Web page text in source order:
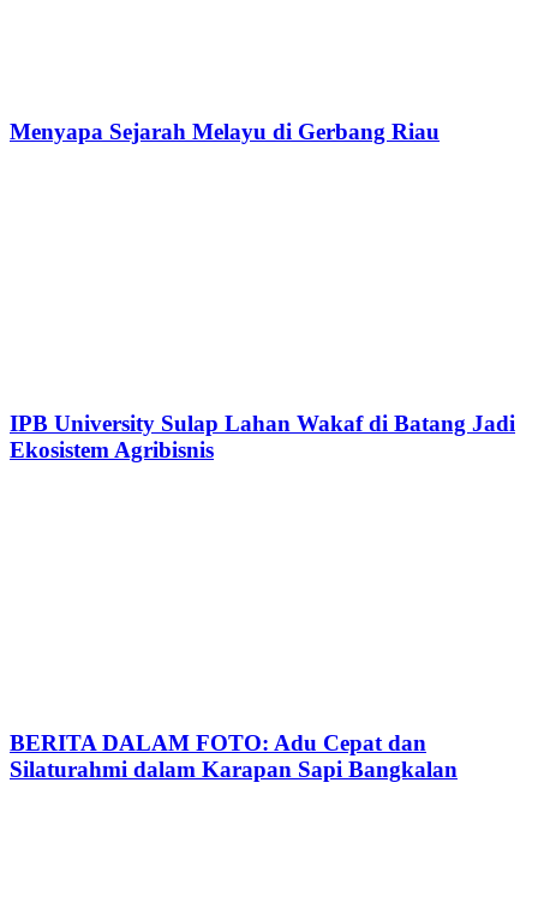
Menyapa Sejarah Melayu di Gerbang Riau
IPB University Sulap Lahan Wakaf di Batang Jadi
Ekosistem Agribisnis
BERITA DALAM FOTO: Adu Cepat dan
Silaturahmi dalam Karapan Sapi Bangkalan